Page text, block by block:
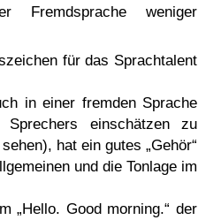
Fremdsprache weniger
für das Sprachtalent
in einer fremden Sprache
einschätzen zu
hat ein gutes „Gehör“
und die Tonlage im
„Hello. Good morning.“ der